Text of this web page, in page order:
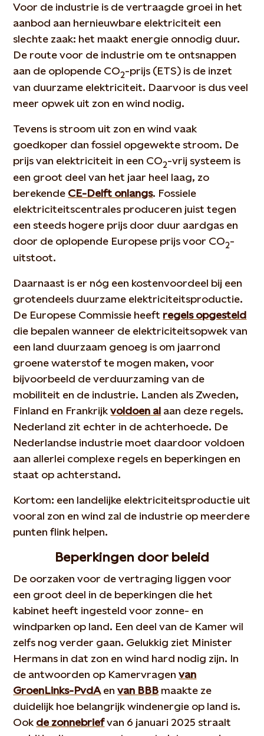
Voor de industrie is de vertraagde groei in het
aanbod aan hernieuwbare elektriciteit een
slechte zaak: het maakt energie onnodig duur.
De route voor de industrie om te ontsnappen
aan de oplopende CO2-prijs (ETS) is de inzet
van duurzame elektriciteit. Daarvoor is dus veel
meer opwek uit zon en wind nodig.
Tevens is stroom uit zon en wind vaak
goedkoper dan fossiel opgewekte stroom. De
prijs van elektriciteit in een CO2-vrij systeem is
een groot deel van het jaar heel laag, zo
berekende CE-Delft onlangs. Fossiele
elektriciteitscentrales produceren juist tegen
een steeds hogere prijs door duur aardgas en
door de oplopende Europese prijs voor CO2-
uitstoot.
Daarnaast is er nóg een kostenvoordeel bij een
grotendeels duurzame elektriciteitsproductie.
De Europese Commissie heeft regels opgesteld
die bepalen wanneer de elektriciteitsopwek van
een land duurzaam genoeg is om jaarrond
groene waterstof te mogen maken, voor
bijvoorbeeld de verduurzaming van de
mobiliteit en de industrie. Landen als Zweden,
Finland en Frankrijkvoldoen al aan deze regels.
Nederland zit echter in de achterhoede. De
Nederlandse industrie moet daardoor voldoen
aan allerlei complexe regels en beperkingen en
staat op achterstand.
Kortom: een landelijke elektriciteitsproductie uit
vooral zon en wind zal de industrie op meerdere
punten flink helpen.
Beperkingen door beleid
De oorzaken voor de vertraging liggen voor
een groot deel in de beperkingen die het
kabinet heeft ingesteld voor zonne- en
windparken op land. Een deel van de Kamer wil
zelfs nog verder gaan. Gelukkig ziet Minister
Hermans in dat zon en wind hard nodig zijn. In
de antwoorden op Kamervragenvan
GroenLinks-PvdAenvan BBB maakte ze
duidelijk hoe belangrijk windenergie op land is.
Ook de zonnebriefvan 6 januari 2025 straalt